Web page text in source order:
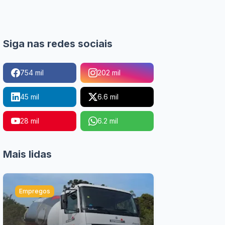
Siga nas redes sociais
754 mil 202 mil
45 mil 6.6 mil
28 mil 6.2 mil
Mais lidas
Empregos